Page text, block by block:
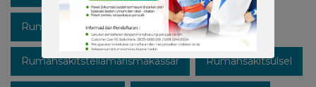
Rumahsakitstellamaris
Rumahsakitstellamarismakassar Rumahsakitsulsel